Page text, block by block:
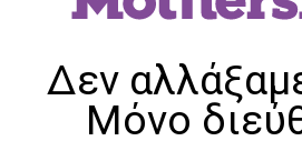
Δεν
Μόνο